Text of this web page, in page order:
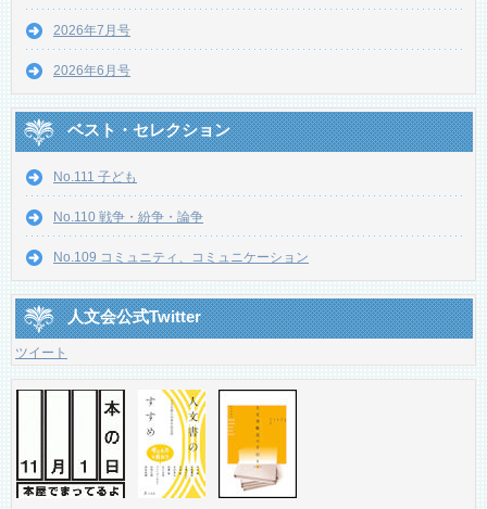
2026年7月号
2026年6月号
ベスト・セレクション
No.111 子ども
No.110 戦争・紛争・論争
No.109 コミュニティ、コミュニケーション
人文会公式Twitter
ツイート